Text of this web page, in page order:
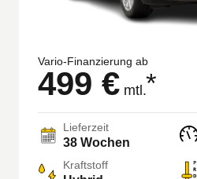
Vario-Finanzierung ab
499 € mtl.*
Lieferzeit
38 Wochen
Kraftstoff